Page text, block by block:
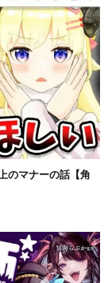
のマナーの話【角